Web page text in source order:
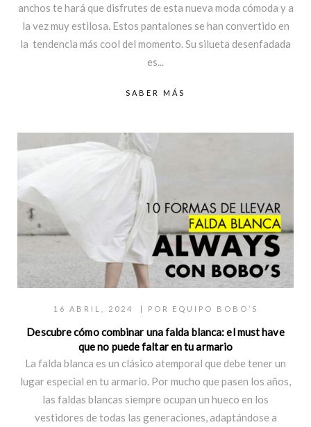
anchos te hará que disfrutes de esta nueva moda cómoda y a
la vez muy estilosa. Estos pantalones se han convertido en
la tendencia más cool del momento. Su silueta desenfadada
es...
SABER MÁS
16 ABRIL, 2024 | POR EQUIPO BOBO’S
Descubre cómo combinar una falda blanca: el must have
que no puede faltar en tu armario
La falda blanca es un clásico atemporal que debe tener un
lugar especial en tu armario. Por mucho que pasen los años,
las faldas blancas siempre ocupan un hueco en los
vestidores de todas las generaciones, adaptándose a